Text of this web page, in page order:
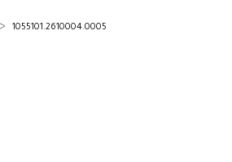
1055101.2610004.0005